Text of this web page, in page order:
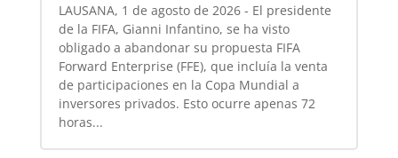
LAUSANA, 1 de agosto de 2026 - El presidente
de la FIFA, Gianni Infantino, se ha visto
obligado a abandonar su propuesta FIFA
Forward Enterprise (FFE), que incluía la venta
de participaciones en la Copa Mundial a
inversores privados. Esto ocurre apenas 72
horas...